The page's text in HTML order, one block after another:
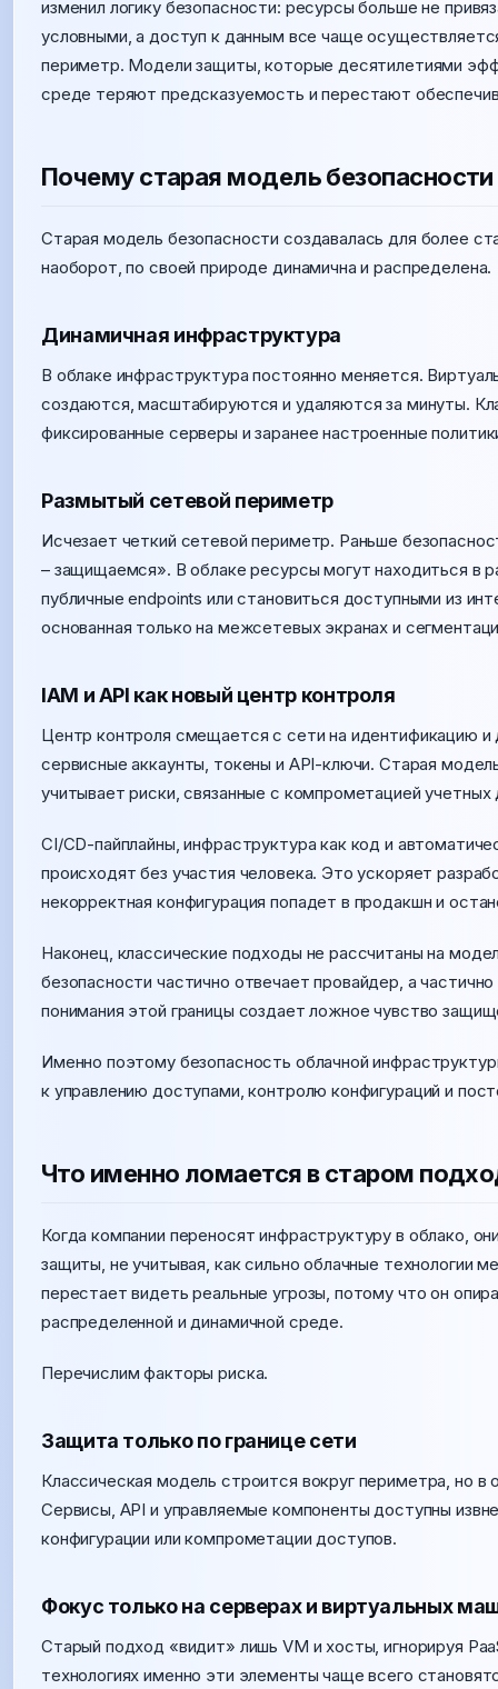
изменил логику безопасности: ресурсы больше не
условными, а доступ к данным все чаще
периметр. Модели защиты, которые десятилетиями
среде теряют предсказуемость и перестают
Почему старая модель безопасности
Старая модель безопасности создавалась для более
наоборот, по своей природе динамична и распределена.
Динамичная инфраструктура
В облаке инфраструктура постоянно меняется.
создаются, масштабируются и удаляются за минуты.
фиксированные серверы и заранее настроенные
Размытый сетевой периметр
Исчезает четкий сетевой периметр. Раньше
– защищаемся». В облаке ресурсы могут находиться в
публичные endpoints или становиться доступными из
основанная только на межсетевых экранах и
IAM и API как новый центр контроля
Центр контроля смещается с сети на идентификацию
сервисные аккаунты, токены и API-ключи. Старая
учитывает риски, связанные с компрометацией
CI/CD-пайплайны, инфраструктура как код и
происходят без участия человека. Это ускоряет
некорректная конфигурация попадет в продакшн и
Наконец, классические подходы не рассчитаны на
безопасности частично отвечает провайдер, а
понимания этой границы создает ложное чувство
Именно поэтому безопасность облачной
к управлению доступами, контролю конфигураций и
Что именно ломается в старом
Когда компании переносят инфраструктуру в облако,
защиты, не учитывая, как сильно облачные технологии
перестает видеть реальные угрозы, потому что он
распределенной и динамичной среде.
Перечислим факторы риска.
Защита только по границе сети
Классическая модель строится вокруг периметра, но
Сервисы, API и управляемые компоненты доступны
конфигурации или компрометации доступов.
Фокус только на серверах и виртуальных
Старый подход «видит» лишь VM и хосты, игнорируя
технологиях именно эти элементы чаще всего